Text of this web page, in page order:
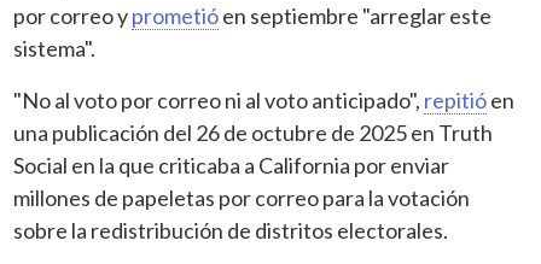
por correo yprometióen septiembre "arreglar este
sistema".
"No al voto por correo ni al voto anticipado", repitióen
una publicación del 26 de octubre de 2025 en Truth
Social en la que criticaba a California por enviar
millones de papeletas por correo para la votación
sobre la redistribución de distritos electorales.